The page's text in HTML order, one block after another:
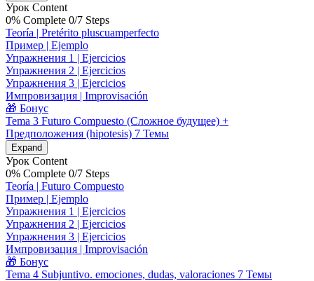
Урок Content
0% Complete 0/7 Steps
Teoría | Pretérito pluscuamperfecto
Пример | Ejemplo
Упражнения 1 | Ejercicios
Упражнения 2 | Ejercicios
Упражнения 3 | Ejercicios
Импровизация | Improvisación
🎁 Бонус
Tema 3 Futuro Compuesto (Сложное будущее) +
Предположения (hipotesis) 7 Темы
Expand
Урок Content
0% Complete 0/7 Steps
Teoría | Futuro Compuesto
Пример | Ejemplo
Упражнения 1 | Ejercicios
Упражнения 2 | Ejercicios
Упражнения 3 | Ejercicios
Импровизация | Improvisación
🎁 Бонус
Tema 4 Subjuntivo. emociones, dudas, valoraciones 7 Темы